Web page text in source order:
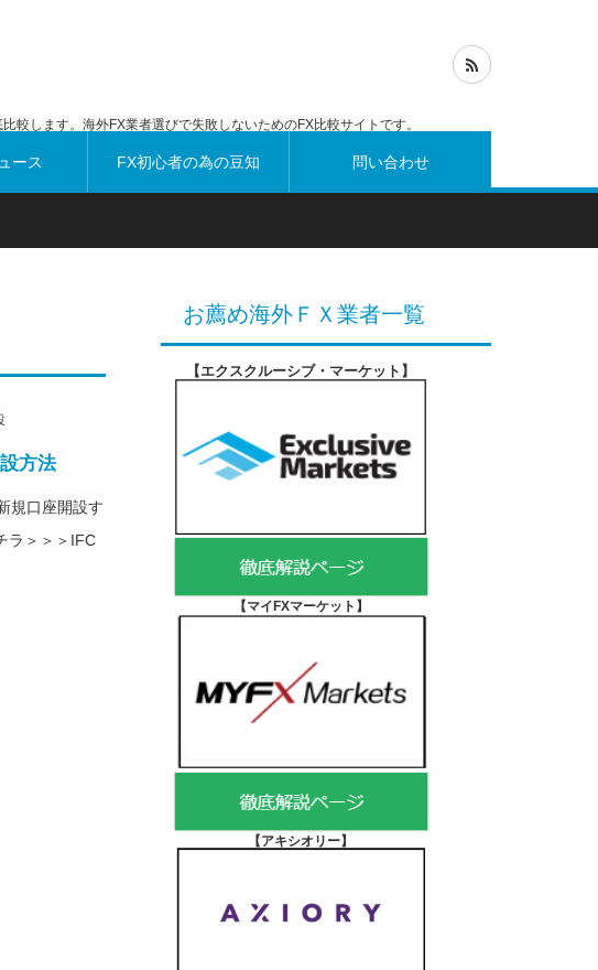
します。海外FX業者選びで失敗しないためのFX比較サイトです。
ース FX初心者の為の豆知 問い合わせ
方法
規口座開設す
ラ＞＞＞IFC
お薦め海外ＦＸ業者一覧
【エクスクルーシブ・マーケット 】
【マイFXマーケット 】
【アキシオリー】